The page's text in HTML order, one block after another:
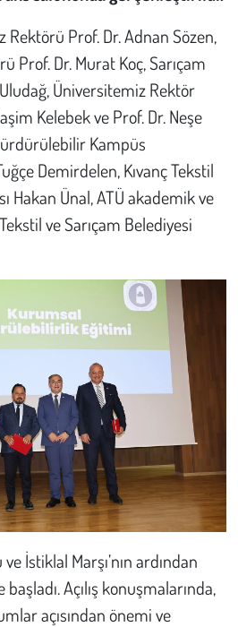
Prof. Dr. Adnan Sözen,
Prof. Dr. Murat Koç, Sarıçam
Üniversitemiz Rektör
Kelebek ve Prof. Dr. Neşe
Kampüs
Demirdelen, Kıvanç Tekstil
Hakan Ünal, ATÜ akademik ve
ve Sarıçam Belediyesi
İstiklal Marşı’nın ardından
Açılış konuşmalarında,
açısından önemi ve